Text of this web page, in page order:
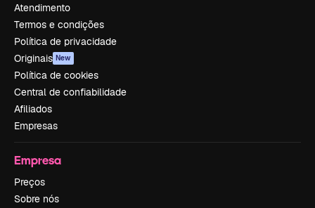
Atendimento
Termos e condições
Política de privacidade
Originais New
Política de cookies
Central de confiabilidade
Afiliados
Empresas
Empresa
Preços
Sobre nós